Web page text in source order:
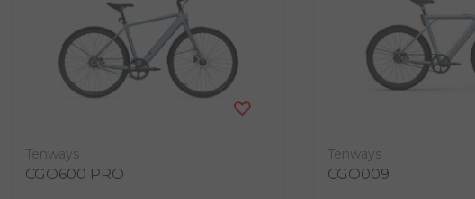
Tenways
CGO600 PRO
Tenways
CGO009